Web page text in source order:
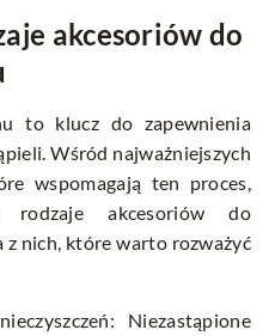
akcesoriów do
to klucz do zapewnienia
Wśród najważniejszych
wspomagają ten proces,
rodzaje akcesoriów do
z nich, które warto rozważyć
Niezastąpione